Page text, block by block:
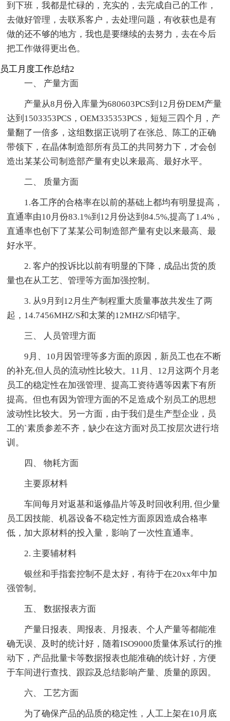
到下班，我都是忙碌的，充实的，去完成自己的工作，
去做好管理，去联系客户，去处理问题，有收获也是有
做的还不够的地方，我也是要继续的去努力，去在今后
把工作做得更出色。
员工月度工作总结2
一、 产量方面
产量从8月份入库量为680603PCS到12月份DEM产量
达到1503353PCS，OEM335353PCS，短短三四个月，产
量翻了一倍多，这组数据正说明了在张总、陈工的正确
带领下，在晶体制造部所有员工的共同努力下，才会创
造出某某公司制造部产量有史以来最高、最好水平。
二、 质量方面
1.各工序的合格率在以前的基础上都均有明显提高，
直通率由10月份83.1%到12月份达到84.5%,提高了1.4%，
直通率也创下了某某公司制造部产量有史以来最高、最
好水平。
2. 客户的投诉比以前有明显的下降，成品出货的质
量也在从工艺、管理等方面加强控制。
3. 从9月到12月生产制程重大质量事故共发生了两
起，14.7456MHZ/S和太莱的12MHZ/S印错字。
三、 人员管理方面
9月、10月因管理等多方面的原因，新员工也在不断
的补充,但人员的流动性比较大。11月、12月这两个月老
员工的稳定性在加强管理、提高工资待遇等因素下有所
提高。但也有因为管理方面的不足造成个别员工的思想
波动性比较大。另一方面，由于我们是生产型企业，员
工的`素质参差不齐，缺少在这方面对员工按层次进行培
训。
四、 物耗方面
主要原材料
车间每月对返基和返修晶片等及时回收利用, 但少量
员工因技能、机器设备不稳定性方面原因造成合格率
低，加大原材料的投入量，影响了一次性直通率。
2. 主要辅材料
银丝和手指套控制不是太好，有待于在20xx年中加
强管制。
五、 数据报表方面
产量日报表、周报表、月报表、个人产量等都能准
确无误、及时的统计好，随着ISO9000质量体系试行的推
动下，产品批量卡等数据报表也能准确的统计好，方便
于车间进行查找、跟踪及总结影响产量、质量的原因。
六、 工艺方面
为了确保产品的品质的稳定性，人工上架在10月底